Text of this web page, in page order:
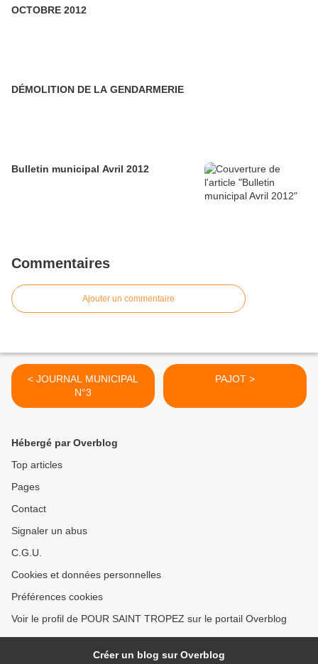
OCTOBRE 2012
DÉMOLITION DE LA GENDARMERIE
Bulletin municipal Avril 2012
Commentaires
Ajouter un commentaire
< JOURNAL MUNICIPAL
N°3
PAJOT >
Hébergé par Overblog
Top articles
Pages
Contact
Signaler un abus
C.G.U.
Cookies et données personnelles
Préférences cookies
Voir le profil de POUR SAINT TROPEZ sur le portail Overblog
Créer un blog sur Overblog